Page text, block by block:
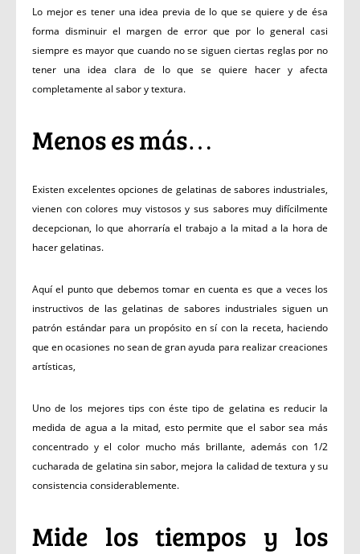
Lo mejor es tener una idea previa de lo que se quiere y de ésa
forma disminuir el margen de error que por lo general casi
siempre es mayor que cuando no se siguen ciertas reglas por no
tener una idea clara de lo que se quiere hacer y afecta
completamente al sabor y textura.
Menos es más…
Existen excelentes opciones de gelatinas de sabores industriales,
vienen con colores muy vistosos y sus sabores muy difícilmente
decepcionan, lo que ahorraría el trabajo a la mitad a la hora de
hacer gelatinas.
Aquí el punto que debemos tomar en cuenta es que a veces los
instructivos de las gelatinas de sabores industriales siguen un
patrón estándar para un propósito en sí con la receta, haciendo
que en ocasiones no sean de gran ayuda para realizar creaciones
artísticas,
Uno de los mejores tips con éste tipo de gelatina es reducir la
medida de agua a la mitad, esto permite que el sabor sea más
concentrado y el color mucho más brillante, además con 1/2
cucharada de gelatina sin sabor, mejora la calidad de textura y su
consistencia considerablemente.
Mide los tiempos y los